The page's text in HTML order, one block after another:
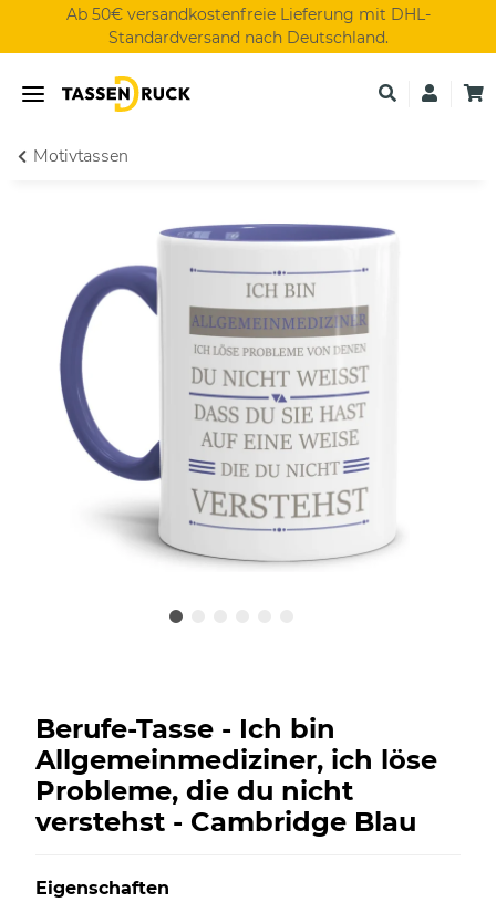
Ab 50€ versandkostenfreie Lieferung mit DHL-
Standardversand nach Deutschland.
Motivtassen
Berufe-Tasse - Ich bin
Allgemeinmediziner, ich löse
Probleme, die du nicht
verstehst - Cambridge Blau
Eigenschaften